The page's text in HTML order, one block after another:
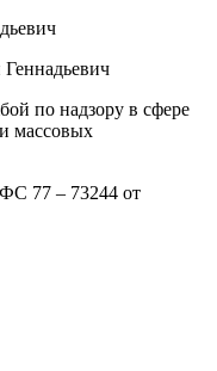
по надзору в сфере
массовых
77 – 73244 от